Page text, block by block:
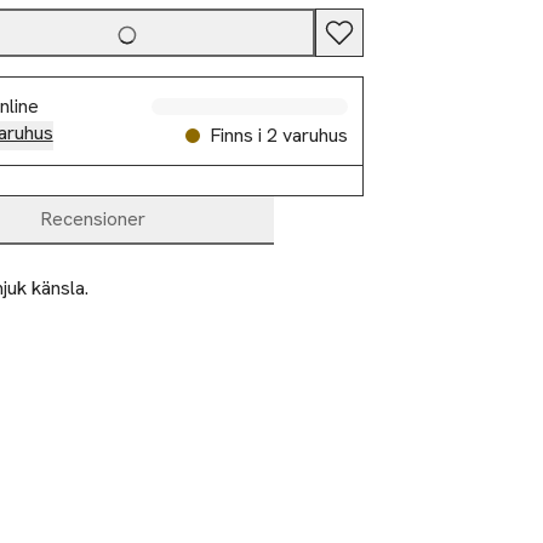
Finns i 2 varuhus
Recensioner
känsla.